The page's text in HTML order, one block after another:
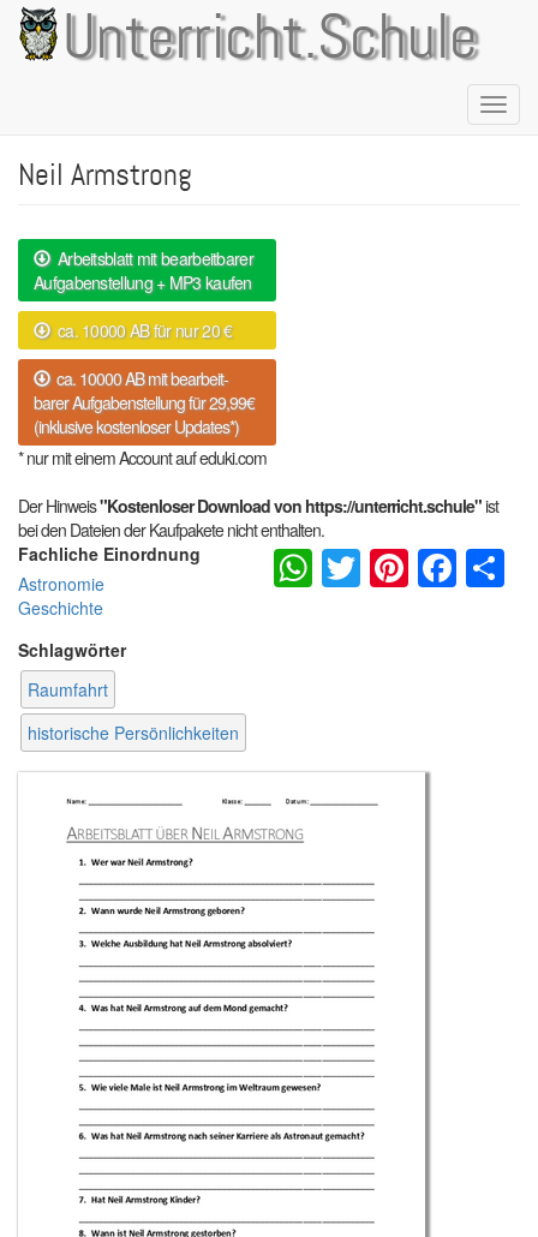
Direkt
zum
Inhalt
Unterricht.Schule
Neil Armstrong
Arbeitsblatt mit bearbeitbarer
Aufgabenstellung + MP3 kaufen
ca. 10000 AB für nur 20 €
ca. 10000 AB mit bearbeit-
barer Aufgabenstellung für 29,99€
(inklusive kostenloser Updates*)
* nur mit einem Account auf eduki.com
Der Hinweis"Kostenloser Download von https://unterricht.schule"ist
bei den Dateien der Kaufpakete nicht enthalten.
Fachliche Einordnung
Astronomie
Geschichte
Schlagwörter
Raumfahrt
historische Persönlichkeiten
WhatsApp
Twitter